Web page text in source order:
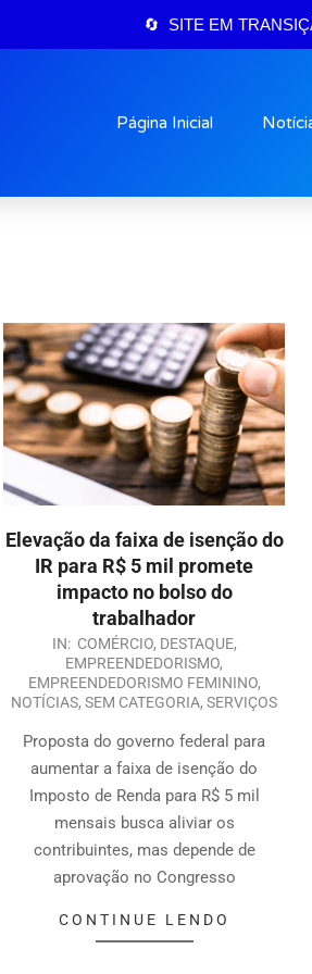
🔄 SITE EM
Página Inicial
Elevação da faixa de isenção do
IR para R$ 5 mil promete
impacto no bolso do
trabalhador
IN: COMÉRCIO, DESTAQUE,
EMPREENDEDORISMO,
EMPREENDEDORISMO FEMININO,
NOTÍCIAS,SEM CATEGORIA,SERVIÇOS
Proposta do governo federal para
aumentar a faixa de isenção do
Imposto de Renda para R$ 5 mil
mensais busca aliviar os
contribuintes, mas depende de
aprovação no Congresso
CONTINUE LENDO